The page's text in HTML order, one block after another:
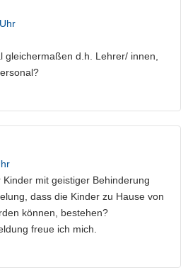
gleichermaßen d.h. Lehrer/ innen,
mit geistiger Behinderung
dass die Kinder zu Hause von
können, bestehen?
freue ich mich.